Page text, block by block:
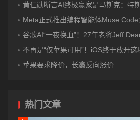
黄仁勋断言AI终极赢家是马斯克：特
Meta正式推出编程智能体Muse Code：用“骨折价
谷歌AI“一夜换血”！27年老将Jeff Dean带队离职创业，Hassabis卸任
不再是“仅苹果可用”！iOS终于放开这
苹果要求降价，长鑫反向涨价
热门文章